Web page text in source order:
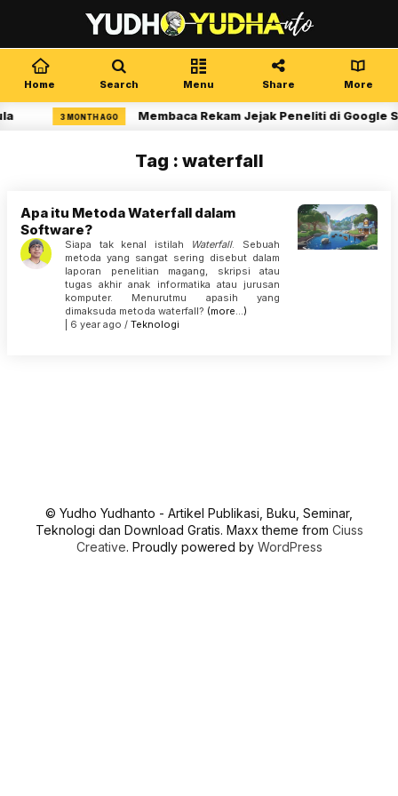
Home Search Menu Share More
3 MONTH AGO Membaca Rekam Jejak Peneliti di Google
Tag : waterfall
Apa itu Metoda Waterfall dalam
Software?
Siapa tak kenal istilah Waterfall. Sebuah
metoda yang sangat sering disebut dalam
laporan penelitian magang, skripsi atau
tugas akhir anak informatika atau jurusan
komputer. Menurutmu apasih yang
dimaksuda metoda waterfall? (more…)
| 6 year ago / Teknologi
© Yudho Yudhanto - Artikel Publikasi, Buku, Seminar,
Teknologi dan Download Gratis. Maxx theme from Ciuss
Creative. Proudly powered by WordPress